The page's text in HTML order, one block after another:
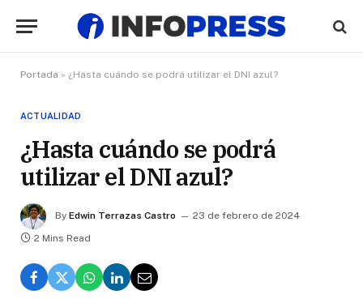
Portada » ¿Hasta cuándo se podrá utilizar el DNI azul?
ACTUALIDAD
¿Hasta cuándo se podrá
utilizar el DNI azul?
By Edwin Terrazas Castro
23 de febrero de 2024
2 Mins Read